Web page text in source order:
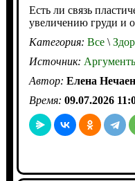
Есть ли связь
увеличению груди и
Категория: Все\
Источник:
Автор: Елена
Время: 09.07.2026